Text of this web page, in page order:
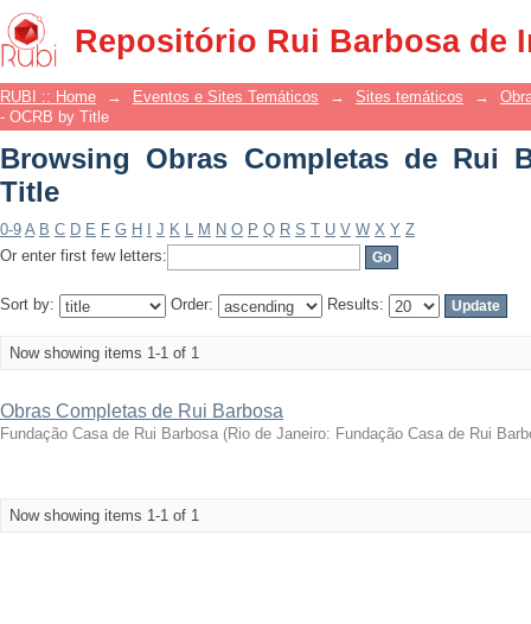
Repositório Rui Barbosa de
Browsing Obras Completas de Rui
RUBI :: Home → Eventos e Sites Temáticos → Sites temáticos →
- OCRB by Title
Browsing Obras Completas de Rui
Title
0-9 A B C D E F G H J K L M N O P Q R S T U V W X Y Z
Or enter first few letters:
Sort by: Order: Results:
Now showing items 1-1 of 1
Obras Completas de Rui Barbosa
Fundação Casa de Rui Barbosa (Rio de Janeiro: Fundação Casa de Rui
Now showing items 1-1 of 1